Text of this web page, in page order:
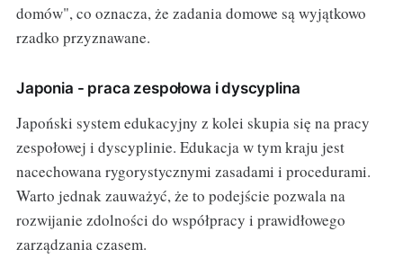
domów", co oznacza, że zadania domowe są wyjątkowo
rzadko przyznawane.
Japonia - praca zespołowa i dyscyplina
Japoński system edukacyjny z kolei skupia się na pracy
zespołowej i dyscyplinie. Edukacja w tym kraju jest
nacechowana rygorystycznymi zasadami i procedurami.
Warto jednak zauważyć, że to podejście pozwala na
rozwijanie zdolności do współpracy i prawidłowego
zarządzania czasem.